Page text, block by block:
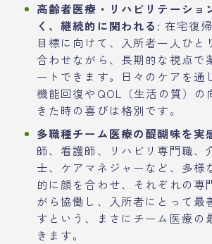
高齢者医療・リハビリテーショ
く、継続的に関われる: 在宅復
目標に向けて、入所者一人ひと
合わせながら、長期的な視点で
ートできます。日々のケアを通
機能回復やQOL（生活の質）の
きた時の喜びは格別です。
多職種チーム医療の醍醐味を実
師、看護師、リハビリ専門職、
士、ケアマネジャーなど、多様
的に顔を合わせ、それぞれの専
がら協働し、入所者にとって最
すという、まさにチーム医療の
きます。